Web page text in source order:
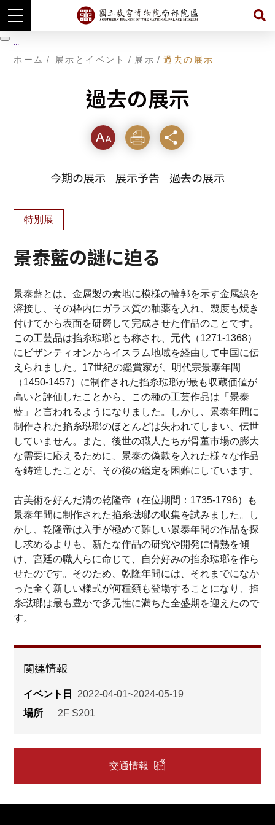
主
暫 :::
ホーム 展示とイベント 展示 過去の展示
過去の展示
フォ
サイ
印刷 シェ
今期の展示 展示予告 過去の展示
特別展
景泰藍の謎に迫る
景泰藍とは、金属製の素地に模様の輪郭を示す金属線を
溶接し、その枠内にガラス質の釉薬を入れ、幾度も焼き
付けてから表面を研磨して完成させた作品のことです。
この工芸品は掐糸琺瑯とも称され、元代（1271-1368）
にビザンティオンからイスラム地域を経由して中国に伝
えられました。17世紀の鑑賞家が、明代宗景泰年間
（1450-1457）に制作された掐糸琺瑯が最も収蔵価値が
高いと評価したことから、この種の工芸作品は「景泰
藍」と言われるようになりました。しかし、景泰年間に
制作された掐糸琺瑯のほとんどは失われてしまい、伝世
していません。また、後世の職人たちが骨董市場の膨大
な需要に応えるために、景泰の偽款を入れた様々な作品
を鋳造したことが、その後の鑑定を困難にしています。
古美術を好んだ清の乾隆帝（在位期間：1735-1796）も
景泰年間に制作された掐糸琺瑯の収集を試みました。し
かし、乾隆帝は入手が極めて難しい景泰年間の作品を探
し求めるよりも、新たな作品の研究や開発に情熱を傾
け、宮廷の職人らに命じて、自分好みの掐糸琺瑯を作ら
せたのです。そのため、乾隆年間には、それまでになか
った全く新しい様式が何種類も登場することになり、掐
糸琺瑯は最も豊かで多元性に満ちた全盛期を迎えたので
す。
関連情報
イベント日
2022-04-01~2024-05-19
場所
2F S201
交通情報